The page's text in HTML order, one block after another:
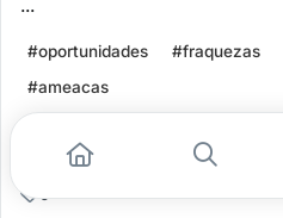
#oportunidades #fraquezas
#ameacas
Leia mais
0